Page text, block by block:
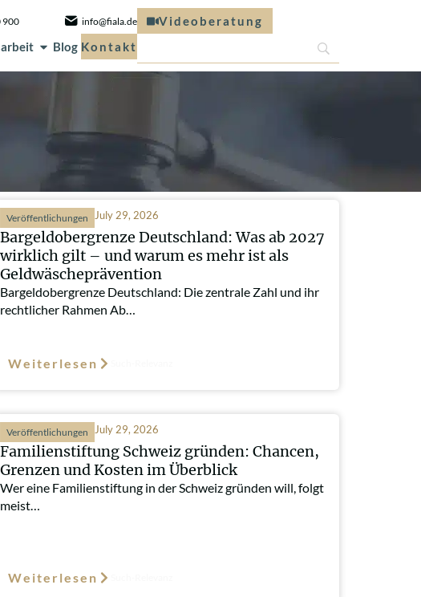
900 info@fiala.de
Blog Kontakt
Videoberatung
Veröffentlichungen July 29, 2026
Bargeldobergrenze Deutschland: Was ab 2027
wirklich gilt – und warum es mehr ist als
Geldwäscheprävention
Bargeldobergrenze Deutschland: Die zentrale Zahl und ihr
rechtlicher Rahmen Ab…
Weiterlesen
Veröffentlichungen July 29, 2026
Familienstiftung Schweiz gründen: Chancen,
Grenzen und Kosten im Überblick
Wer eine Familienstiftung in der Schweiz gründen will, folgt
meist…
Weiterlesen